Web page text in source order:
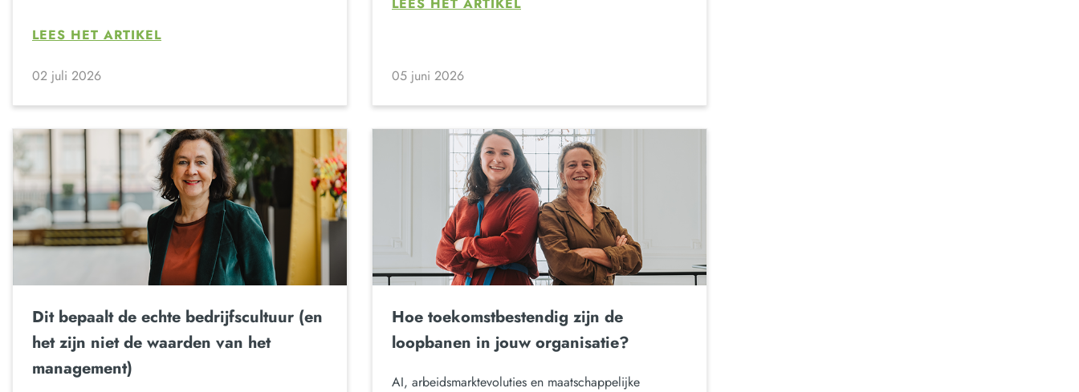
LEES HET ARTIKEL
02 juli 2026 05 juni 2026
Dit bepaalt de echte bedrijfscultuur (en
het zijn niet de waarden van het
management)
Hoe toekomstbestendig zijn de
loopbanen in jouw organisatie?
AI, arbeidsmarktevoluties en maatschappelijke